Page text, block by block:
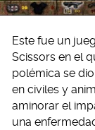
Este fue un
Scissors en el
polémica se
en civiles y
aminorar el
una